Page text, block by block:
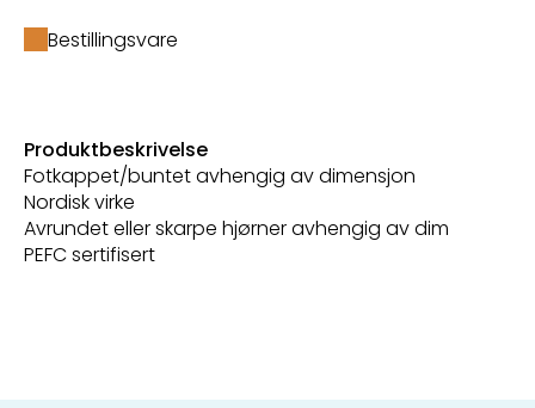
Bestillingsvare
Produktbeskrivelse
Fotkappet/buntet avhengig av dimensjon
Nordisk virke
Avrundet eller skarpe hjørner avhengig av dim
PEFC sertifisert